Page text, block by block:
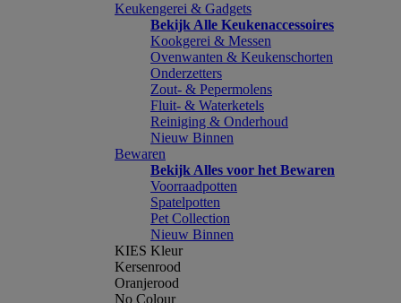
Keukengerei & Gadgets
Bekijk Alle Keukenaccessoires
Kookgerei & Messen
Ovenwanten & Keukenschorten
Onderzetters
Zout- & Pepermolens
Fluit- & Waterketels
Reiniging & Onderhoud
Nieuw Binnen
Bewaren
Bekijk Alles voor het Bewaren
Voorraadpotten
Spatelpotten
Pet Collection
Nieuw Binnen
KIES Kleur
Kersenrood
Oranjerood
No Colour